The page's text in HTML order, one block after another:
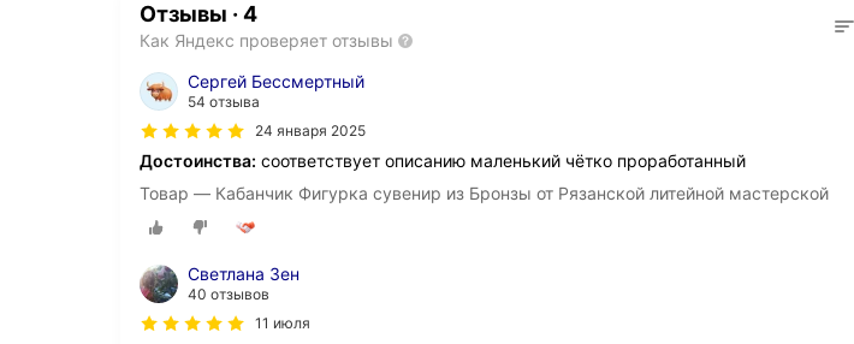
Отзывы · 4
Как Яндекс проверяет отзывы
Сергей Бессмертный
54 отзыва
24 января 2025
Достоинства: соответствует описанию маленький чётко проработанный
Товар — Кабанчик Фигурка сувенир из Бронзы от Рязанской литейной мастерской
Светлана Зен
40 отзывов
11 июля